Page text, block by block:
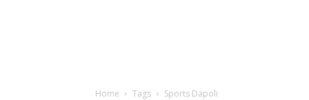
Home Tags Sports Dapoli